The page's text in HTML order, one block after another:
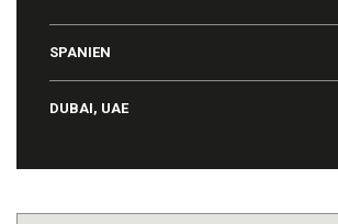
SPANIEN
DUBAI, UAE